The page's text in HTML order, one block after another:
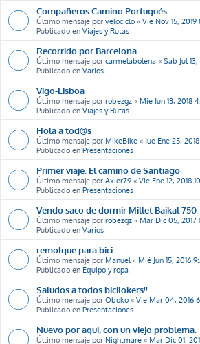
Compañeros Camino Portugués
Último mensaje por velociclo « Vie Nov 15,
Publicado en Viajes y Rutas
Recorrido por Barcelona
Último mensaje por carmelabolena « Sab Jul
Publicado en Varios
Vigo-Lisboa
Último mensaje por robezgz « Mié Jun 13, 2018
Publicado en Viajes y Rutas
Hola a tod@s
Último mensaje por MikeBike « Jue Ene 25,
Publicado en Presentaciones
Primer viaje. El camino de Santiago
Último mensaje por Axier79 « Vie Ene 12, 2018
Publicado en Presentaciones
Vendo saco de dormir Millet Baikal 750
Último mensaje por robezgz « Mar Dic 05, 2017
Publicado en Varios
remolque para bici
Último mensaje por Manuel « Mié Jun 15, 2016
Publicado en Equipo y ropa
Saludos a todos bicilokers!!
Último mensaje por Oboko « Vie Mar 04, 2016
Publicado en Presentaciones
Nuevo por aqui, con un viejo problema.
Último mensaje por Nightmare « Mar Dic 01,